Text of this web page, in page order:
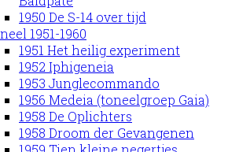
1950 De S-14 over tijd
1951-1960
1951 Het heilig experiment
1952 Iphigeneia
1953 Junglecommando
1956 Medeia (toneelgroep Gaia)
1958 De Oplichters
1958 Droom der Gevangenen